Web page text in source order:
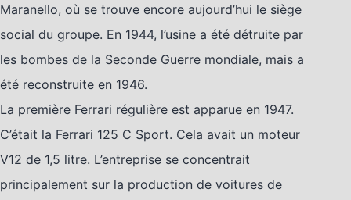
Maranello, où se trouve encore aujourd’hui le siège
social du groupe. En 1944, l’usine a été détruite par
les bombes de la Seconde Guerre mondiale, mais a
été reconstruite en 1946.
La première Ferrari régulière est apparue en 1947.
C’était la Ferrari 125 C Sport. Cela avait un moteur
V12 de 1,5 litre. L’entreprise se concentrait
principalement sur la production de voitures de